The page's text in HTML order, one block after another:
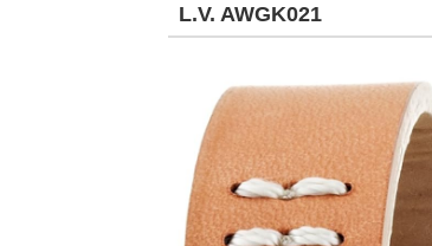
L.V. AWGK021